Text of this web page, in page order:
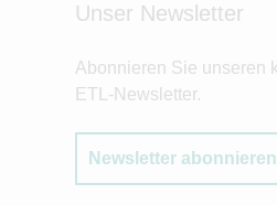
Unser Newsletter
Abonnieren Sie unseren
ETL-Newsletter.
Newsletter abonnieren